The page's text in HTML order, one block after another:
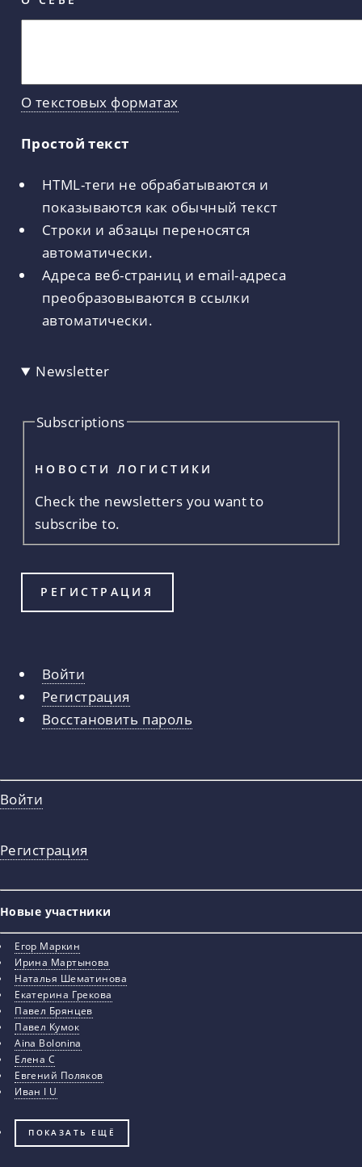
О текстовых форматах
Простой текст
HTML-теги не обрабатываются и
показываются как обычный текст
Строки и абзацы переносятся
автоматически.
Адреса веб-страниц и email-адреса
преобразовываются в ссылки
автоматически.
Newsletter
Subscriptions
НОВОСТИ ЛОГИСТИКИ
Check the newsletters you want to
subscribe to.
Главные
вкладки
Войти
Регистрация
Восстановить пароль
Войти
Регистрация
Новые участники
Егор Маркин
Ирина Мартынова
Наталья Шематинова
Екатерина Грекова
Павел Брянцев
Павел Кумок
Aina Bolonina
Елена С
Евгений Поляков
Иван I U
ПОКАЗАТЬ ЕЩЁ